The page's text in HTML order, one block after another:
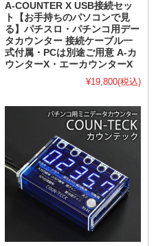
A-COUNTER X USB接続セッ
ト【お手持ちのパソコンで見
る】パチスロ・パチンコ用デー
タカウンター 接続ケーブル一
式付属・PCは別途ご用意 A-カ
ウンターX・エーカウンターX
¥19,800(税込)